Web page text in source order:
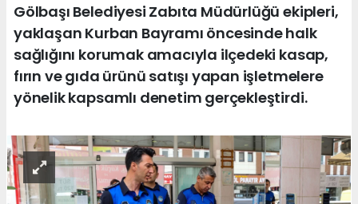
Gölbaşı Belediyesi Zabıta Müdürlüğü ekipleri,
yaklaşan Kurban Bayramı öncesinde halk
sağlığını korumak amacıyla ilçedeki kasap,
fırın ve gıda ürünü satışı yapan işletmelere
yönelik kapsamlı denetim gerçekleştirdi.